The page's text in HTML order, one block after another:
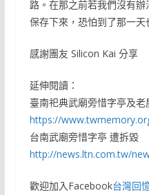
路。在那之前若我們沒有
保存下來，恐怕到了那一
感謝團友 Silicon Kai 分享
延伸閱讀：
臺南祀典武廟旁惜字亭及老
https://
台南武廟旁惜字亭 遭拆毀
http://news.ltn.com.tw/
歡迎加入Facebook台灣回